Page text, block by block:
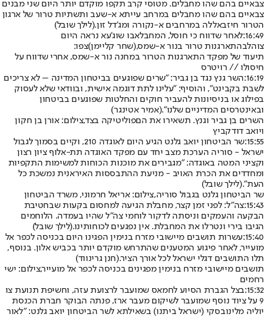
צבאיים בהם שהו מחבלים. מטוסי קרב תקפו מוקדם יותר היום שני מבנים
צבאיים בהם שהו מחבלים במרחב עייתא א-שעב ותשתיות טרור של ארגון
הטרור חיזבאללה במרחבים א-נקורה ומג'דל זון.(לילך שובל)
16:49: לאחר שדווח כי חוסל, המחבלאבו שוג'עא נראה היום
צוהלבהתארגנות טרור בנור א-שמס,(שחר קליימן)צפו:
תיעוד של מפקד התארגנות הטרור במחנה נור א-שמס, אחרי שדווח על
חיסולו // רויטרס
16:19: השר גנץ נגד בן גביר: "שרים שפוגעים בביטחון המדינה – לא צריכים
לשבת בקבינט", והוסיף: "עלינו לתת דוגמה אישית, ובוודאי שלא לעסוק
בפילוג או בניסיונות להעביר חוקים והחלטות שפוגעים בביטחון
ובאינטרסים המדיניים שלנו".(אמיר אטינגר)
השרים בן גביר וגנץ. תשאירו את הםפוליטיקה בצד,צילום: אורן בן חקון
ויואב דודקביץ
15:55:
שר הביטחון יואב גלנט הגיע היום לאוגדה 210, וקיים בסמוך לגבול
ישראל - סוריה הערכת מצב יחד עם מפקד האוגדה תת-אלוף ציון רצון
וקציני המטה באוגדה: ״מגבירים את מוכנות הכוחות למשימות התקפיות
ומחדדים את הכרת האויב - מניעת ההתבססות האיראנית נמשכת כל
העת״.(לילך שובל)
שר הביטחון גלנט בגבול סוריה,צילום: אריאל חרמוני, משרד הביטחון
15:43: צה"ל: לפני זמן קצר, מחבלת הגיעה למחסום בקעות שבחטיבת
הבקעה והעמקים וניסתה לדקור לוחמי צה"ל שהיו בעמדה. הלוחמים
הגיבו בירי ונטרלו את המחבלת. אין נפגעים לכוחותינו.(לילך שובל)
15:40: עשרות תושבים מיישובי מזרח בנימין הפגינו היום בכניסה לכפר אל
מועייר, לאחר פיגוע המטענים שהתרחש מוקדם יותר בכביש אלון. בנוסף,
תלו התושבים דגלי ישראל לכל אורך הציר.(חנן גרינווד)
תושבים מיישובי מזרח בנימין מפגינים בכניסה לכפר אל מועייר,צילום: ישי
רחמים
15:32: בצל הגברת הסיוע לחמאס שמועבר לרצועת עזה, וחשיפת תנועת צו
9 על ציוד נוסף שמועבר לשיקום מעבר ארז, פנתה הבוקר חברת הכנסת
יוליה מלינובסקי (ישראל ביתנו) בשאילתא לשר הביטחון יואב גלנט: "לאור